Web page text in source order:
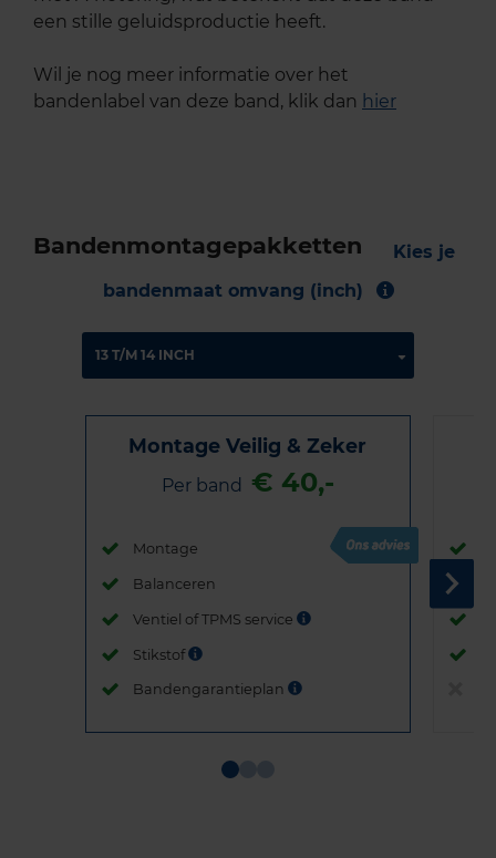
een stille geluidsproductie heeft.
Wil je nog meer informatie over het
bandenlabel van deze band, klik dan hier
Bandenmontagepakketten
Kies je
bandenmaat omvang (inch)
Montage Veilig & Zeker
Per band € 40,-
Montage
Balanceren
Ventiel of TPMS service
Stikstof
Bandengarantieplan